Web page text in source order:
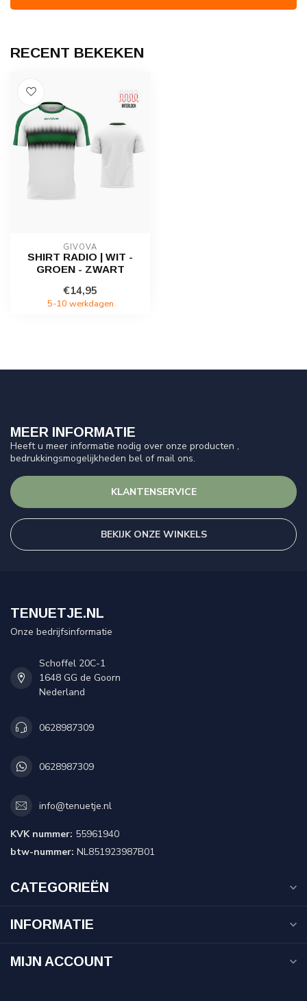
RECENT BEKEKEN
GIVOVA
SHIRT RADIO | WIT -
GROEN - ZWART
€14,95
5-10 werkdagen
MEER INFORMATIE
Heeft u meer informatie nodig over onze producten ,
bedrukkingsmogelijkheden bel of mail ons.
KLANTENSERVICE
BEKIJK ONZE WINKELS
TENUETJE.NL
Onze bedrijfsinformatie
Schoffel 20C-1
1648 GG de Goorn
Nederland
0628987309
0628987309
info@tenuetje.nl
KVK nummer: 55961940
btw-nummer: NL851923987B01
CATEGORIEËN
INFORMATIE
MIJN ACCOUNT